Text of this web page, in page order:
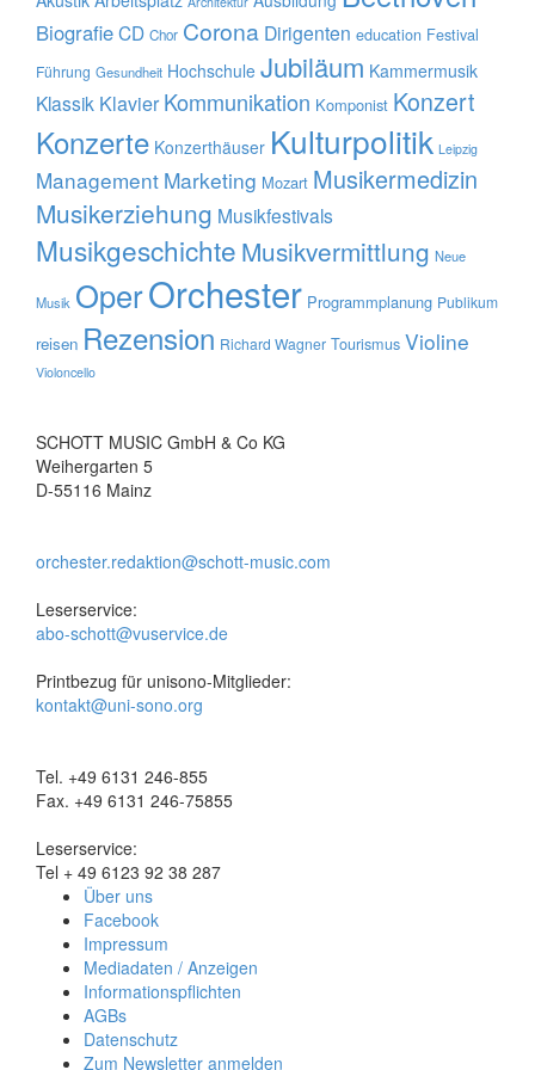
BiografieCD Chor Corona Dirigenten education Festival
Führung Gesundheit Hochschule Jubiläum Kammermusik
Klassik Klavier Kommunikation Komponist Konzert
Konzerte Konzerthäuser Kulturpolitik Leipzig
Management Marketing Mozart Musikermedizin
Musikerziehung Musikfestivals
Musikgeschichte Musikvermittlung Neue
Musik OperOrchester Programmplanung Publikum
reisen Rezension Richard Wagner Tourismus Violine
Violoncello
SCHOTT MUSIC GmbH & Co KG
Weihergarten 5
D-55116 Mainz
orchester.redaktion@schott-music.com
Leserservice:
abo-schott@vuservice.de
Printbezug für unisono-Mitglieder:
kontakt@uni-sono.org
Tel. +49 6131 246-855
Fax. +49 6131 246-75855
Leserservice:
Tel + 49 6123 92 38 287
Über uns
Facebook
Impressum
Mediadaten / Anzeigen
Informationspflichten
AGBs
Datenschutz
Zum Newsletter anmelden